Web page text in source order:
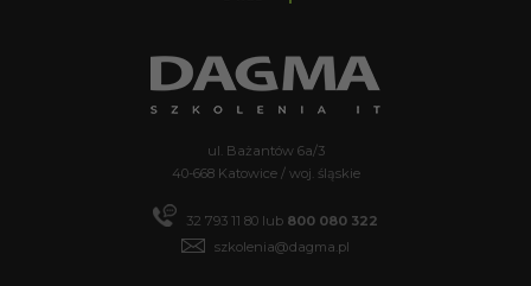
ul. Bażantów 6a/3
40-668 Katowice / woj. śląskie
32 793 11 80 lub 800 080 322
szkolenia@dagma.pl